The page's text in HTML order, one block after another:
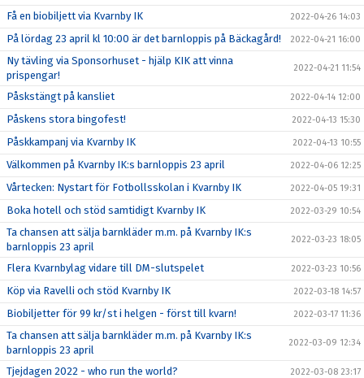
Få en biobiljett via Kvarnby IK 2022-04-26 14:03
På lördag 23 april kl 10:00 är det barnloppis på Bäckagård! 2022-04-21 16:00
Ny tävling via Sponsorhuset - hjälp KIK att vinna
prispengar!
2022-04-21 11:54
Påskstängt på kansliet 2022-04-14 12:00
Påskens stora bingofest! 2022-04-13 15:30
Påskkampanj via Kvarnby IK 2022-04-13 10:55
Välkommen på Kvarnby IK:s barnloppis 23 april 2022-04-06 12:25
Vårtecken: Nystart för Fotbollsskolan i Kvarnby IK 2022-04-05 19:31
Boka hotell och stöd samtidigt Kvarnby IK 2022-03-29 10:54
Ta chansen att sälja barnkläder m.m. på Kvarnby IK:s
barnloppis 23 april
2022-03-23 18:05
Flera Kvarnbylag vidare till DM-slutspelet 2022-03-23 10:56
Köp via Ravelli och stöd Kvarnby IK 2022-03-18 14:57
Biobiljetter för 99 kr/st i helgen - först till kvarn! 2022-03-17 11:36
Ta chansen att sälja barnkläder m.m. på Kvarnby IK:s
barnloppis 23 april
2022-03-09 12:34
Tjejdagen 2022 - who run the world? 2022-03-08 23:17